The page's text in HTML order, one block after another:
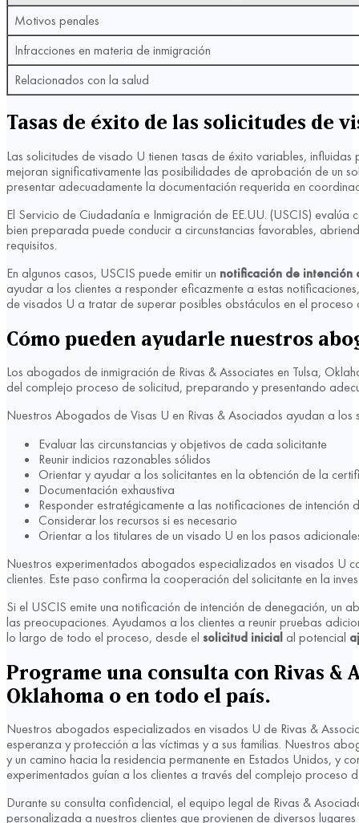
Motivos penales
Infracciones en materia de inmigración
Relacionados con la salud
Tasas de éxito de las solicitudes de
Las solicitudes de visado U tienen tasas de éxito variables,
mejoran significativamente las posibilidades de aprobación de un
presentar adecuadamente la documentación requerida en
El Servicio de Ciudadanía e Inmigración de EE.UU. (USCIS)
bien preparada puede conducir a circunstancias favorables,
requisitos.
En algunos casos, USCIS puede emitir un notificación de intención
ayudar a los clientes a responder eficazmente a estas
de visados U a tratar de superar posibles obstáculos en el proceso
Cómo pueden ayudarle nuestros
Los abogados de inmigración de Rivas & Associates en Tulsa,
del complejo proceso de solicitud, preparando y presentando
Nuestros Abogados de Visas U en Rivas & Asociados ayudan a
Evaluar las circunstancias y objetivos de cada solicitante
Reunir indicios razonables sólidos
Orientar y ayudar a los solicitantes en la obtención de la
Documentación exhaustiva
Responder estratégicamente a las notificaciones de intención
Considerar los recursos si es necesario
Orientar a los titulares de un visado U en los pasos
Nuestros experimentados abogados especializados en visados U
clientes. Este paso confirma la cooperación del solicitante en la
Si el USCIS emite una notificación de intención de denegación,
las preocupaciones. Ayudamos a los clientes a reunir pruebas
lo largo de todo el proceso, desde el solicitud inicial al potencial
Programe una consulta con Rivas &
Oklahoma o en todo el país.
Nuestros abogados especializados en visados U de Rivas &
esperanza y protección a las víctimas y a sus familias. Nuestros
y un camino hacia la residencia permanente en Estados Unidos, y
experimentados guían a los clientes a través del complejo proceso
Durante su consulta confidencial, el equipo legal de Rivas &
personalizada a nuestros clientes que provienen de diversos